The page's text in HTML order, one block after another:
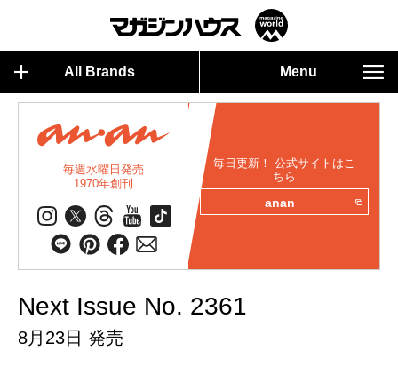
All Brands Menu
毎週水曜日発売
1970年創刊
毎日更新！ 公式サイトはこ
ちら
anan
Next Issue No. 2361
8月23日 発売